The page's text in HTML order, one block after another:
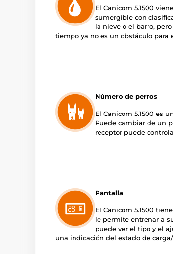
El Canicom 5.1500
sumergible con
la nieve o el barro,
tiempo ya no es un obstáculo para
Número de perros
El Canicom 5.1500 es
Puede cambiar de un
receptor puede
Pantalla
El Canicom 5.1500
le permite entrenar a
puede ver el tipo y el
una indicación del estado de